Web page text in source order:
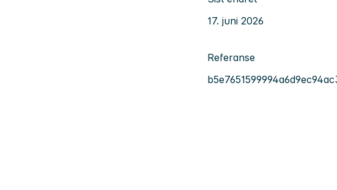
17. juni 2026
Referanse